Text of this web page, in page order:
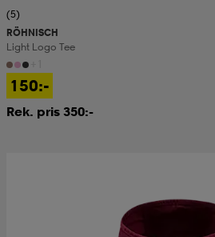
(5)
RÖHNISCH
Light Logo Tee
150:-
Rek. pris 350:-